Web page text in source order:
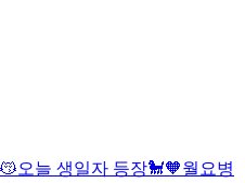
오늘 생일자 등장🐩🧡월요병